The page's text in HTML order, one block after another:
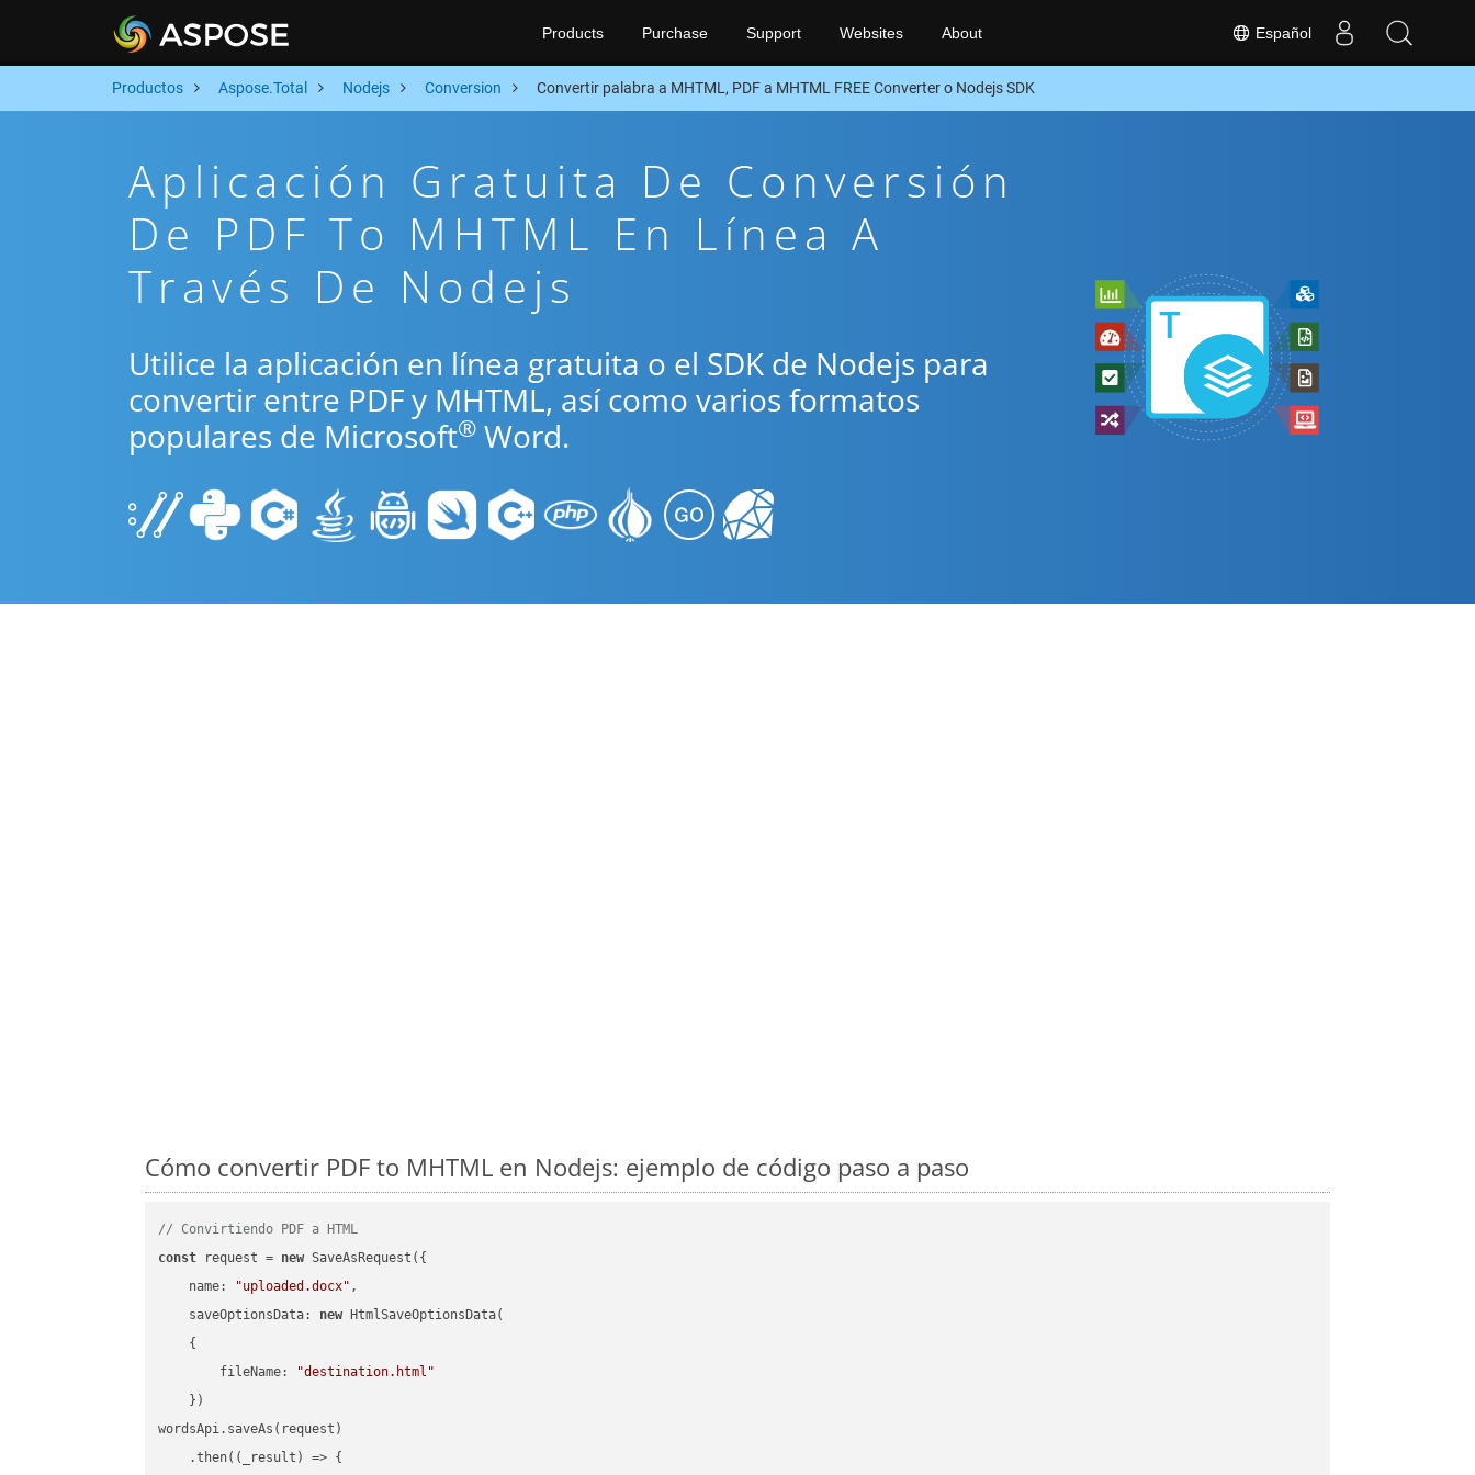
Español
Products Purchase Support Websites About
Productos Aspose.Total Nodejs Conversion Convertir palabra a MHTML, PDF a MHTML FREE Converter o Nodejs SDK
Aplicación Gratuita De Conversión
De PDF To MHTML En Línea A
Través De Nodejs
Utilice la aplicación en línea gratuita o el SDK de Nodejs para
convertir entre PDF y MHTML, así como varios formatos
populares de Microsoft® Word.
Cómo convertir PDF to MHTML en Nodejs: ejemplo de código paso a paso
// Convirtiendo PDF a HTML
const request = new SaveAsRequest({
name: "uploaded.docx" ,
saveOptionsData: new HtmlSaveOptionsData(
    {
fileName:
"destination.html"
    })
wordsApi.saveAs(request)
    .then(
( _result ) => {